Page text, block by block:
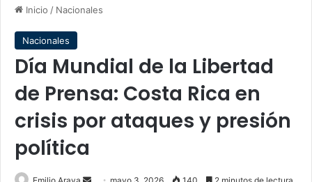
Inicio / Nacionales
Nacionales
Día Mundial de la Libertad
de Prensa: Costa Rica en
crisis por ataques y presión
política
Send